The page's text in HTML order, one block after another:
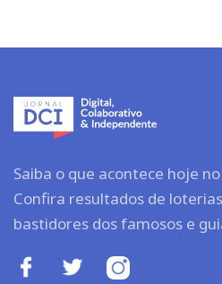
Saiba o que acontece hoje
Confira resultados de
bastidores dos famosos e